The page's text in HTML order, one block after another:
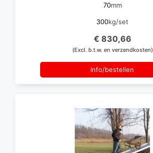
70mm
300kg/set
€ 830,66
(Excl. b.t.w. en verzendkosten)
Info/bestellen